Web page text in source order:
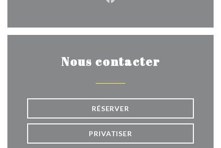
Facebook ((ouvre une
Nous contacter
RÉSERVER
PRIVATISER